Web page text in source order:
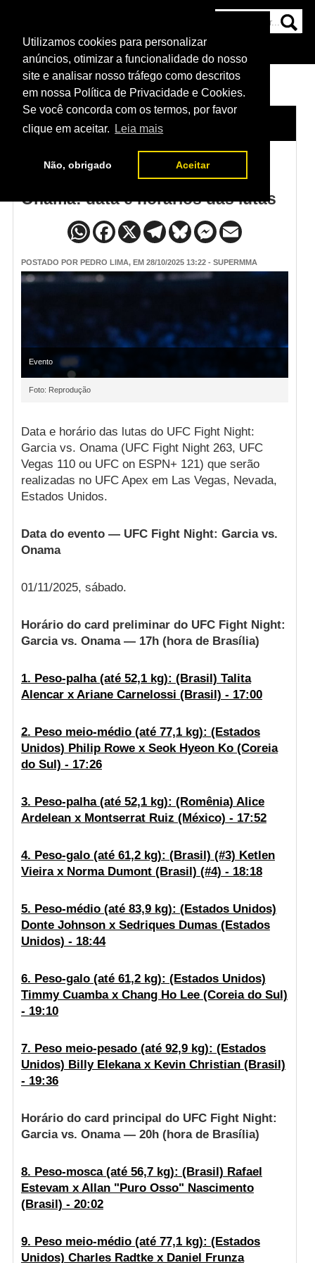
Utilizamos cookies para personalizar
anúncios, otimizar a funcionalidade do nosso
site e analisar nosso tráfego como descritos
em nossa Política de Privacidade e Cookies.
Se você concorda com os termos, por favor
clique em aceitar.
Leia mais
Não, obrigado Aceitar
NOTÍCIAS
HOME NOTÍCIAS
UFC Fight Night Garcia vs.
Onama: data e horários das lutas
POSTADO POR PEDRO LIMA, EM 28/10/2025 13:22 - SUPERMMA
Evento
Foto: Reprodução
Data e horário das lutas do UFC Fight Night:
Garcia vs. Onama (UFC Fight Night 263, UFC
Vegas 110 ou UFC on ESPN+ 121) que serão
realizadas no UFC Apex em Las Vegas, Nevada,
Estados Unidos.
Data do evento — UFC Fight Night: Garcia vs.
Onama
01/11/2025, sábado.
Horário do card preliminar do UFC Fight Night:
Garcia vs. Onama — 17h (hora de Brasília)
1. Peso-palha (até 52,1 kg): (Brasil) Talita
Alencar x Ariane Carnelossi (Brasil) - 17:00
2. Peso meio-médio (até 77,1 kg): (Estados
Unidos) Philip Rowe x Seok Hyeon Ko (Coreia
do Sul) - 17:26
3. Peso-palha (até 52,1 kg): (Romênia) Alice
Ardelean x Montserrat Ruiz (México) - 17:52
4. Peso-galo (até 61,2 kg): (Brasil) (#3) Ketlen
Vieira x Norma Dumont (Brasil) (#4) - 18:18
5. Peso-médio (até 83,9 kg): (Estados Unidos)
Donte Johnson x Sedriques Dumas (Estados
Unidos) - 18:44
6. Peso-galo (até 61,2 kg): (Estados Unidos)
Timmy Cuamba x Chang Ho Lee (Coreia do Sul)
- 19:10
7. Peso meio-pesado (até 92,9 kg): (Estados
Unidos) Billy Elekana x Kevin Christian (Brasil)
- 19:36
Horário do card principal do UFC Fight Night:
Garcia vs. Onama — 20h (hora de Brasília)
8. Peso-mosca (até 56,7 kg): (Brasil) Rafael
Estevam x Allan "Puro Osso" Nascimento
(Brasil) - 20:02
9. Peso meio-médio (até 77,1 kg): (Estados
Unidos) Charles Radtke x Daniel Frunza